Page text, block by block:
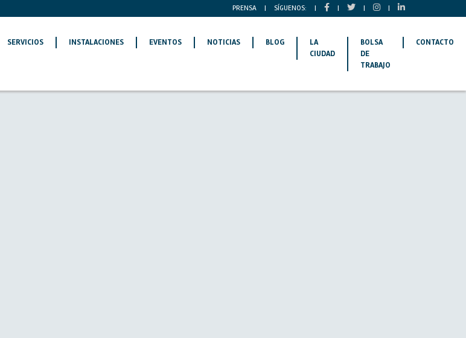
PRENSA | SÍGUENOS: | | | |
SERVICIOS INSTALACIONES EVENTOS NOTICIAS BLOG
LA
CIUDAD
BOLSA
DE
TRABAJO
CONTACTO